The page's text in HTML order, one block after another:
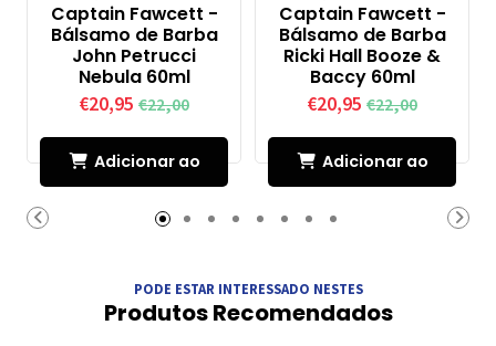
Captain Fawcett -
Bálsamo de Barba
John Petrucci
Nebula 60ml
€20,95 €22,00
Adicionar ao
Carrinho
Captain Fawcett -
Bálsamo de Barba
Ricki Hall Booze &
Baccy 60ml
€20,95 €22,00
Adicionar ao
Carrinho
PODE ESTAR INTERESSADO NESTES
Produtos Recomendados